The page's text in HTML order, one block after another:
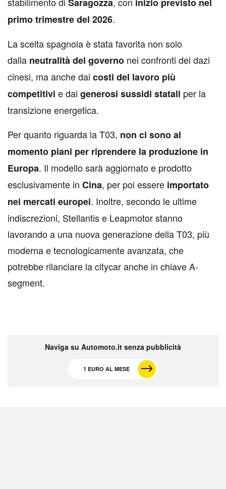
primo trimestre del 2026.
La scelta spagnola è stata favorita non solo
dalla neutralità del governo nei confronti dei dazi
cinesi, ma anche dai costi del lavoro più
competitivi e dai generosi sussidi statali per la
transizione energetica.
Per quanto riguarda la T03, non ci sono al
momento piani per riprendere la produzione in
Europa. Il modello sarà aggiornato e prodotto
esclusivamente in Cina, per poi essere importato
nei mercati europei. Inoltre, secondo le ultime
indiscrezioni, Stellantis e Leapmotor stanno
lavorando a una nuova generazione della T03, più
moderna e tecnologicamente avanzata, che
potrebbe rilanciare la citycar anche in chiave A-
segment.
Naviga su Automoto.it senza pubblicità
1 EURO AL MESE